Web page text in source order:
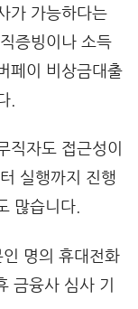
가 가능하다는
증빙이나 소득
페이 비상금대출
.
직자도 접근성이
실행까지 진행
많습니다.
명의 휴대전화
금융사 심사 기